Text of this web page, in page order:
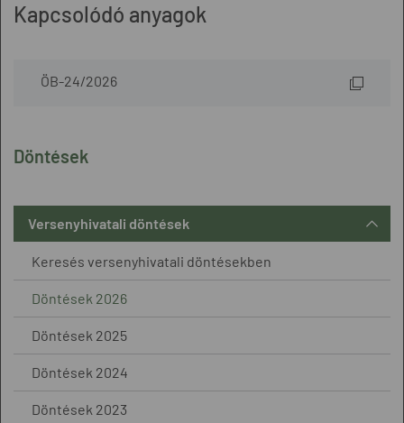
Döntések
Versenyhivatali döntések
Keresés versenyhivatali döntésekben
Döntések 2026
Döntések 2025
Döntések 2024
Döntések 2023
Kapcsolódó anyagok
ÖB-24/2026